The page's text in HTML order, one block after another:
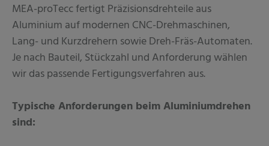
MEA-proTecc fertigt Präzisionsdrehteile aus
Aluminium auf modernen CNC-Drehmaschinen,
Lang- und Kurzdrehern sowie Dreh-Fräs-Automaten.
Je nach Bauteil, Stückzahl und Anforderung wählen
wir das passende Fertigungsverfahren aus.
Typische Anforderungen beim Aluminiumdrehen
sind: